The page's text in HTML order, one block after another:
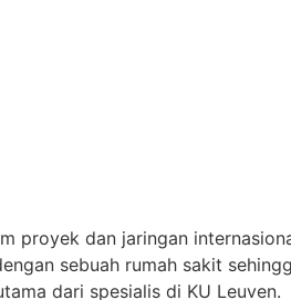
proyek dan jaringan
sebuah rumah sakit
dari spesialis di KU Leuven.